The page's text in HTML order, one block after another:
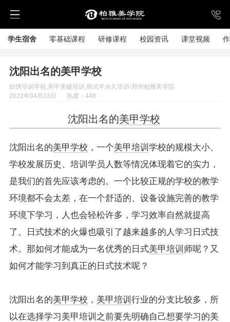
学生宿舍 零基础课程 研修课程 校园资讯 课堂视频
沈阳出名的美甲学校
纹绣培训学校,美甲美睫培训,韩式半永久培训-郑州柏雅美学院
2022年04月23日
热度：448
沈阳出名的美甲学校
沈阳出名的美甲学校 ，一个美甲培训 学校的规模大小、
学校发展历史、培训学员人数等情况体现着它的实力，
是我们的首先应该考虑的。一个比较正规的学校的教学
环境都不会太差，在一个舒适的、设备设施完善的教学
环境下学习，人也会轻松许多，学习效率自然就提高
了。日式技术的火爆也吸引了越来越多的人学习日式技
术。那如何才能成为一名优秀的日式美甲培训 师呢？又
如何才能学习到真正的日式技术呢？
沈阳出名的美甲学校 ， 美甲培训 行业的分支比较多，所
以在选择学习美甲培训之前要先明确自己想要学习的美